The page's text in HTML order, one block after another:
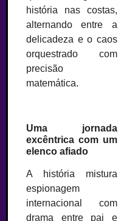
história nas costas,
alternando entre a
delicadeza e o caos
orquestrado com
precisão
matemática.
Uma jornada
excêntrica com um
elenco afiado
A história mistura
espionagem
internacional com
drama entre pai e